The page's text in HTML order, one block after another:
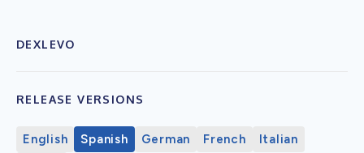
DEXLEVO
RELEASE VERSIONS
English Spanish German French
Italian